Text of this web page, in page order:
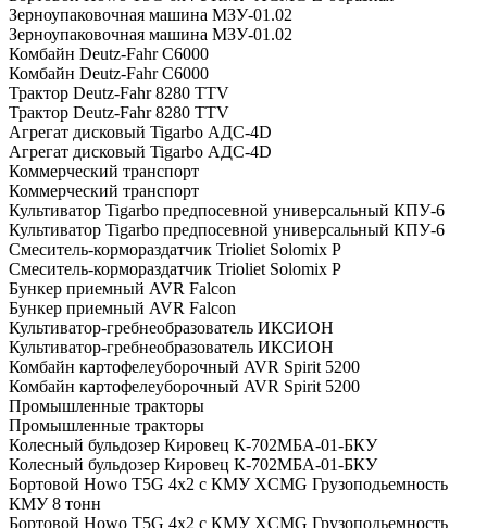
Зерноупаковочная машина МЗУ-01.02
Зерноупаковочная машина МЗУ-01.02
Комбайн Deutz-Fahr C6000
Комбайн Deutz-Fahr C6000
Трактор Deutz-Fahr 8280 TTV
Трактор Deutz-Fahr 8280 TTV
Агрегат дисковый Tigarbo АДС-4D
Агрегат дисковый Tigarbo АДС-4D
Коммерческий транспорт
Коммерческий транспорт
Культиватор Tigarbo предпосевной универсальный КПУ-6
Культиватор Tigarbo предпосевной универсальный КПУ-6
Смеситель-кормораздатчик Trioliet Solomix P
Смеситель-кормораздатчик Trioliet Solomix P
Бункер приемный AVR Falcon
Бункер приемный AVR Falcon
Культиватор-гребнеобразователь ИКСИОН
Культиватор-гребнеобразователь ИКСИОН
Комбайн картофелеуборочный AVR Spirit 5200
Комбайн картофелеуборочный AVR Spirit 5200
Промышленные тракторы
Промышленные тракторы
Колесный бульдозер Кировец К-702МБА-01-БКУ
Колесный бульдозер Кировец К-702МБА-01-БКУ
Бортовой Howo T5G 4х2 c КМУ XCMG Грузоподьемность
КМУ 8 тонн
Бортовой Howo T5G 4х2 c КМУ XCMG Грузоподьемность